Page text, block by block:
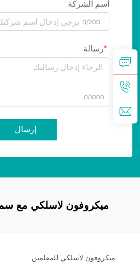
اسم الشركة
0/200
رسالة
0/1000
إرسال
ميكروفون لاسلكي مع
ميكروفون لاسلكي للمعلمين